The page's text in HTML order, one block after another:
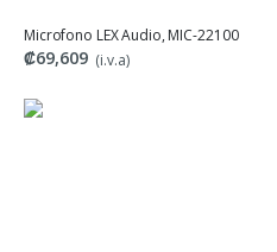
Microfono LEX Audio, MIC-22100
₡69,609 (i.v.a)